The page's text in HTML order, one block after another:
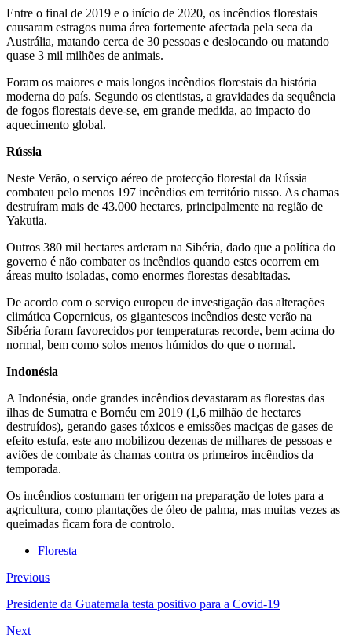
Entre o final de 2019 e o início de 2020, os incêndios florestais
causaram estragos numa área fortemente afectada pela seca da
Austrália, matando cerca de 30 pessoas e deslocando ou matando
quase 3 mil milhões de animais.
Foram os maiores e mais longos incêndios florestais da história
moderna do país. Segundo os cientistas, a gravidades da sequência
de fogos florestais deve-se, em grande medida, ao impacto do
aquecimento global.
Rússia
Neste Verão, o serviço aéreo de protecção florestal da Rússia
combateu pelo menos 197 incêndios em território russo. As chamas
destruíram mais de 43.000 hectares, principalmente na região de
Yakutia.
Outros 380 mil hectares arderam na Sibéria, dado que a política do
governo é não combater os incêndios quando estes ocorrem em
áreas muito isoladas, como enormes florestas desabitadas.
De acordo com o serviço europeu de investigação das alterações
climática Copernicus, os gigantescos incêndios deste verão na
Sibéria foram favorecidos por temperaturas recorde, bem acima do
normal, bem como solos menos húmidos do que o normal.
Indonésia
A Indonésia, onde grandes incêndios devastaram as florestas das
ilhas de Sumatra e Bornéu em 2019 (1,6 milhão de hectares
destruídos), gerando gases tóxicos e emissões maciças de gases de
efeito estufa, este ano mobilizou dezenas de milhares de pessoas e
aviões de combate às chamas contra os primeiros incêndios da
temporada.
Os incêndios costumam ter origem na preparação de lotes para a
agricultura, como plantações de óleo de palma, mas muitas vezes as
queimadas ficam fora de controlo.
Floresta
Previous
Presidente da Guatemala testa positivo para a Covid-19
Next